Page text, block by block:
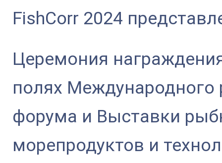
FishCorr 2024
Церемония
полях
форума и Выставки
морепродуктов и